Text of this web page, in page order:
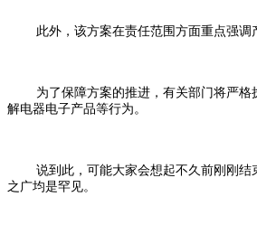
此外，该方案在责任范围方面重点强调产
为了保障方案的推进，有关部门将严格执
解电器电子产品等行为。
说到此，可能大家会想起不久前刚刚结束
之广均是罕见。